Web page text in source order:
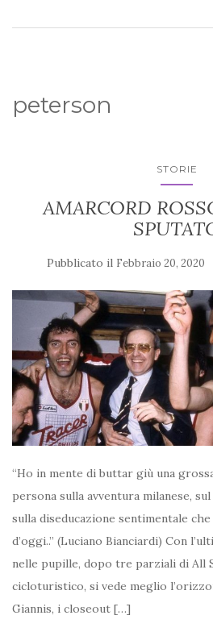
peterson
STORIE
AMARCORD
Pubblicato il Febbraio 20, 2020
“Ho in mente di buttar giù una
persona sulla avventura milanese,
sulla diseducazione sentimentale
d’oggi..” (Luciano Bianciardi) Con
nelle pupille, dopo tre parziali di All
cicloturistico, si vede meglio
Giannis, i closeout […]